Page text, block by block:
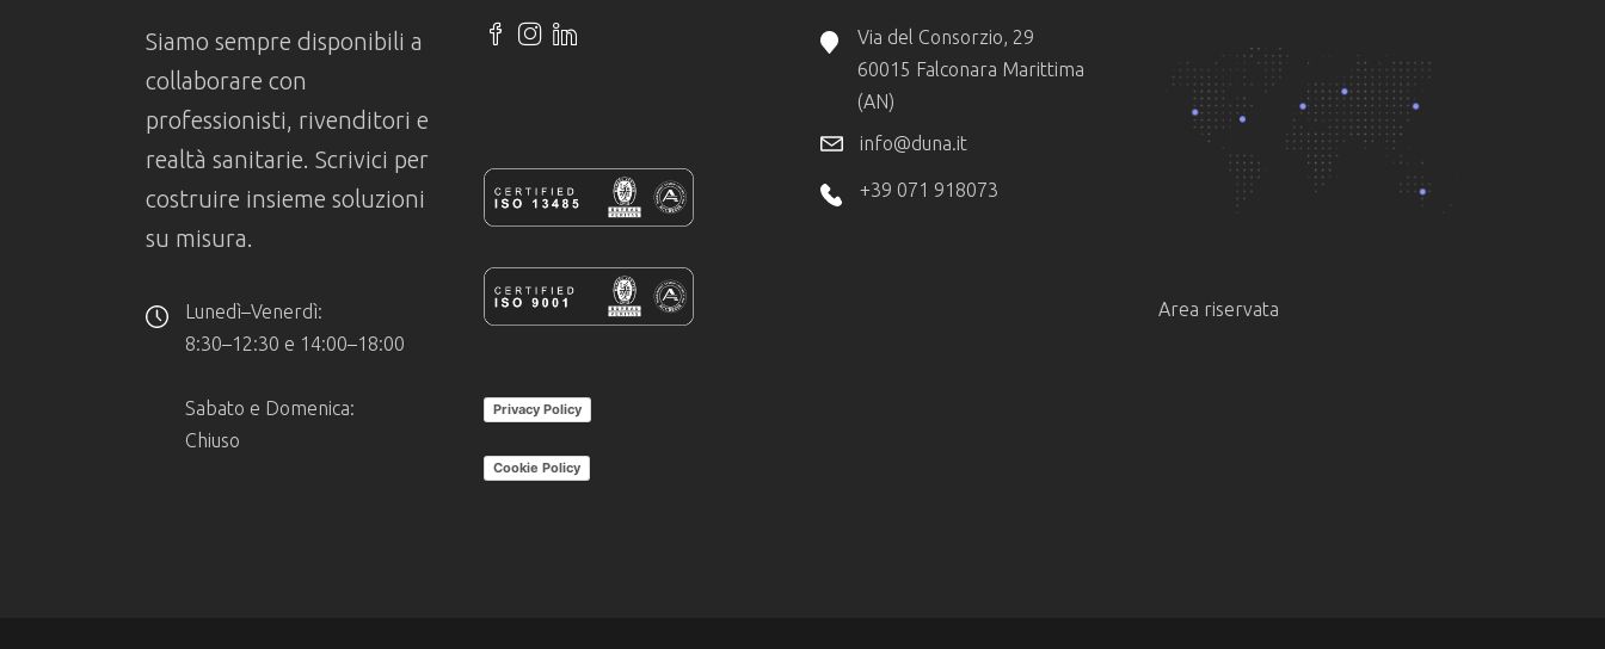
Siamo sempre disponibili a
collaborare con
professionisti, rivenditori e
realtà sanitarie. Scrivici per
costruire insieme soluzioni
su misura.
Lunedì–Venerdì:
8:30–12:30 e 14:00–18:00
Sabato e Domenica:
Chiuso
Privacy Policy
Cookie Policy
Via del Consorzio, 29
60015 Falconara Marittima
(AN)
info@duna.it
+39 071 918073
Area riservata